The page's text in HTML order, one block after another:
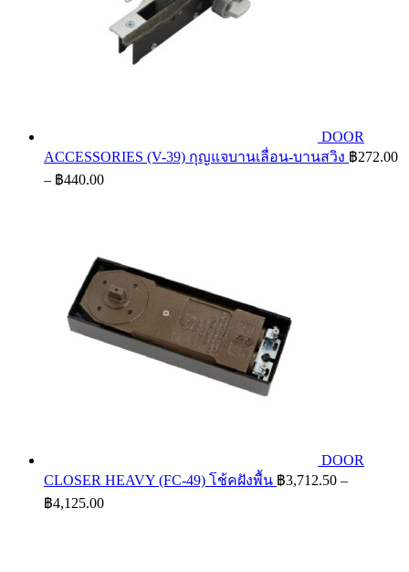
DOOR
ACCESSORIES (V-39) กุญแจบานเลื่อน-บานสวิง ฿272.00
– ฿440.00Price
DOOR
CLOSER HEAVY (FC-49) โช้คฝังพื้น ฿3,712.50 –
฿4,125.00Price